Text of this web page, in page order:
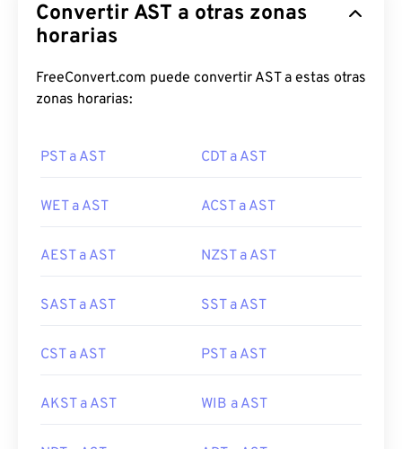
Convertir AST a otras zonas
horarias
FreeConvert.com puede convertir AST a estas otras
zonas horarias:
PST a AST CDT a AST
WET a AST ACST a AST
AEST a AST NZST a AST
SAST a AST SST a AST
CST a AST PST a AST
AKST a AST WIB a AST